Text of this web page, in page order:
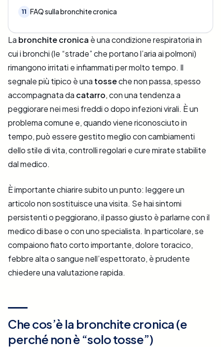
11 FAQ sulla bronchite cronica
La bronchite cronica è una condizione respiratoria in
cui i bronchi (le “strade” che portano l’aria ai polmoni)
rimangono irritati e infiammati per molto tempo. Il
segnale più tipico è una tosseche non passa, spesso
accompagnata da catarro, con una tendenza a
peggiorare nei mesi freddi o dopo infezioni virali. È un
problema comune e, quando viene riconosciuto in
tempo, può essere gestito meglio con cambiamenti
dello stile di vita, controlli regolari e cure mirate stabilite
dal medico.
È importante chiarire subito un punto: leggere un
articolo non sostituisce una visita. Se hai sintomi
persistenti o peggiorano, il passo giusto è parlarne con il
medico di base o con uno specialista. In particolare, se
compaiono fiato corto importante, dolore toracico,
febbre alta o sangue nell’espettorato, è prudente
chiedere una valutazione rapida.
Che cos’è la bronchite cronica (e
perché non è “solo tosse”)